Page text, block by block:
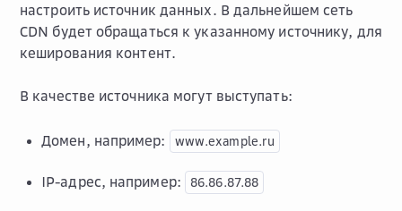
настроить источник данных. В дальнейшем сеть
CDN будет обращаться к указанному источнику, для
кеширования контент.
В качестве источника могут выступать:
Домен, например: www.example.ru
IP-адрес, например: 86.86.87.88